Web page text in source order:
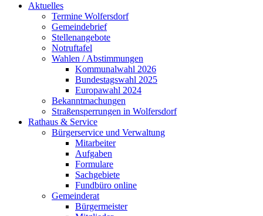
Aktuelles
Termine Wolfersdorf
Gemeindebrief
Stellenangebote
Notruftafel
Wahlen / Abstimmungen
Kommunalwahl 2026
Bundestagswahl 2025
Europawahl 2024
Bekanntmachungen
Straßensperrungen in Wolfersdorf
Rathaus & Service
Bürgerservice und Verwaltung
Mitarbeiter
Aufgaben
Formulare
Sachgebiete
Fundbüro online
Gemeinderat
Bürgermeister